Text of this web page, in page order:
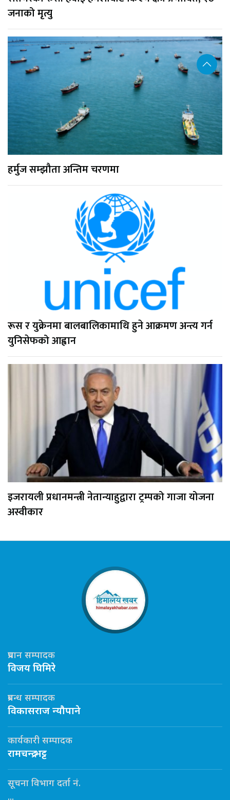
जनाको मृत्यु
हर्मुज सम्झौता अन्तिम चरणमा
रूस र युक्रेनमा बालबालिकामाथि हुने आक्रमण अन्त्य गर्न
युनिसेफको आह्वान
इजरायली प्रधानमन्त्री नेतान्याहुद्वारा ट्रम्पको गाजा योजना
अस्वीकार
प्रधान सम्पादक
विजय घिमिरे
प्रबन्ध सम्पादक
विकासराज न्यौपाने
कार्यकारी सम्पादक
रामचन्द्र भट्ट
सूचना विभाग दर्ता नं.
...